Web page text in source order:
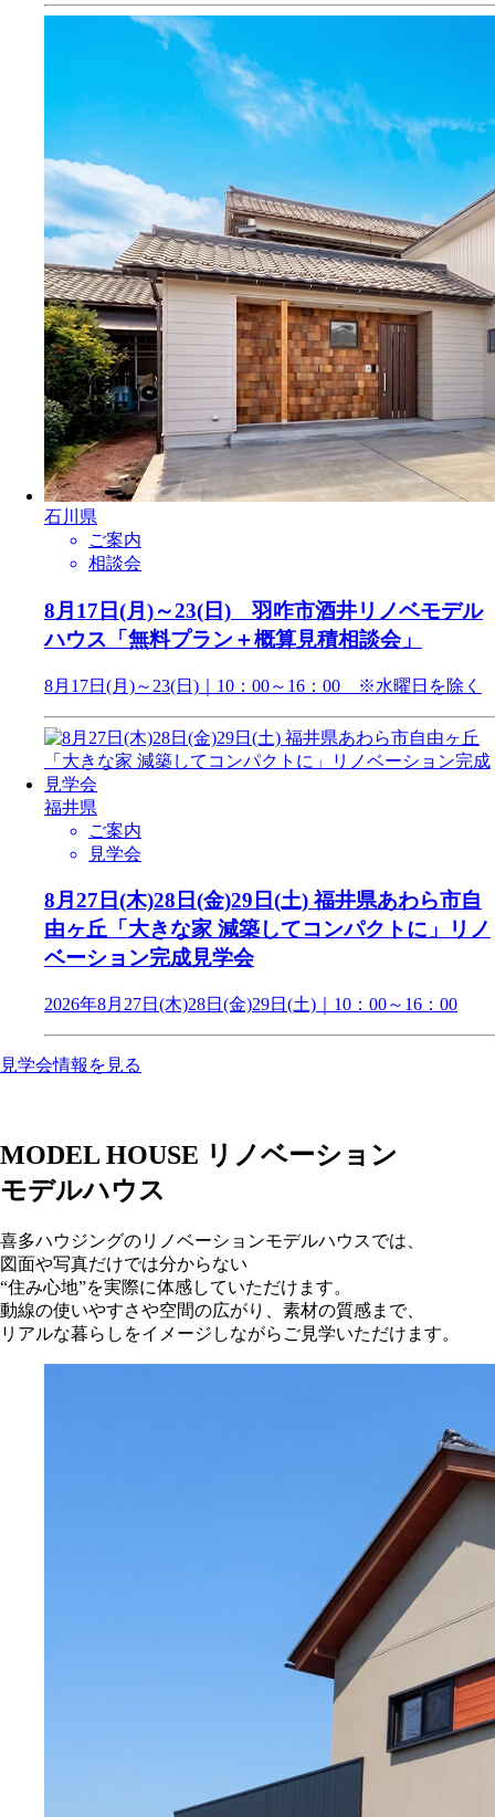
石川県
ご案内
相談会
8月17日(月)～23(日) 羽咋市酒井リノベモデル
ハウス「無料プラン＋概算見積相談会」
8月17日(月)～23(日)｜10：00～16：00 ※水曜日を除く
福井県
ご案内
見学会
8月27日(木)28日(金)29日(土) 福井県あわら市自
由ヶ丘「大きな家 減築してコンパクトに」リノ
ベーション完成見学会
2026年8月27日(木)28日(金)29日(土)｜10：00～16：00
見学会情報を見る
MODEL HOUSE リノベーション
モデルハウス
喜多ハウジングのリノベーションモデルハウスでは、
図面や写真だけでは分からない
“住み心地”を実際に体感していただけます。
動線の使いやすさや空間の広がり、素材の質感まで、
リアルな暮らしをイメージしながらご見学いただけます。